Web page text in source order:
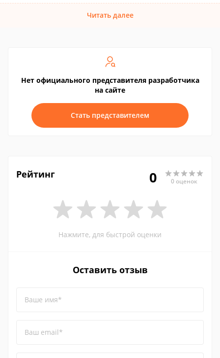
Читать далее
Нет официального представителя разработчика
на сайте
Стать представителем
Рейтинг 0 0 оценок
Нажмите, для быстрой оценки
Оставить отзыв
Ваше имя*
Ваш email*